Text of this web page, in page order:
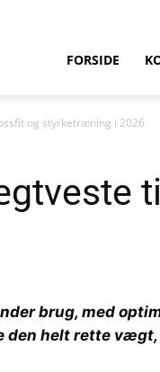
FORSIDE
og styrketræning i 2026
brug, med
den helt rette